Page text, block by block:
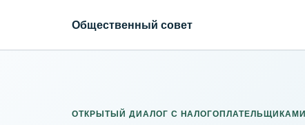
Общественный совет
ОТКРЫТЫЙ ДИАЛОГ С НАЛОГОПЛАТЕЛЬЩИКАМИ